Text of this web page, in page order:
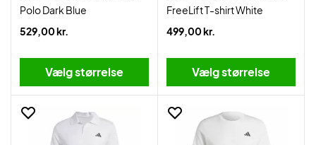
Polo Dark Blue
529,00 kr.
Vælg størrelse
FreeLift T-shirt White
499,00 kr.
Vælg størrelse